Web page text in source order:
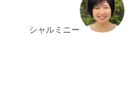
シャルミニー